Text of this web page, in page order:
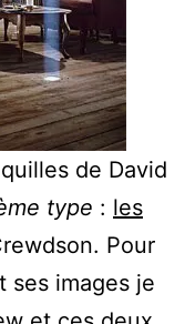
de David
type : les
Pour
ses images je